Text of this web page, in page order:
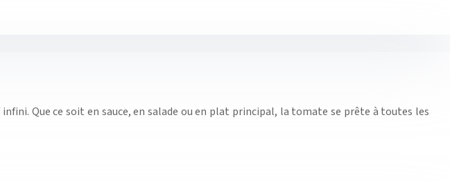
Que ce soit en sauce, en salade ou en plat principal, la tomate se prête à toutes les